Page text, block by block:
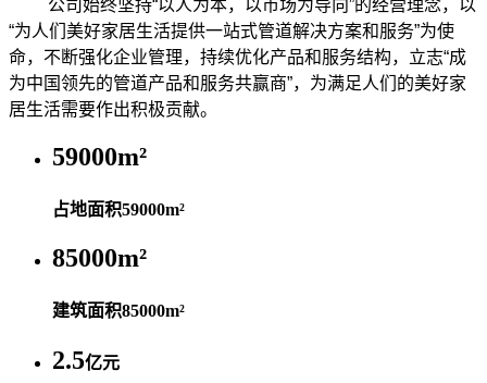
公司始终坚持“以人为本，以市场为导向”的经营理念，以
“为人们美好家居生活提供一站式管道解决方案和服务”为使
命，不断强化企业管理，持续优化产品和服务结构，立志“成
为中国领先的管道产品和服务共赢商”，为满足人们的美好家
居生活需要作出积极贡献。
59000m²
占地面积59000m²
85000m²
建筑面积85000m²
2.5亿元